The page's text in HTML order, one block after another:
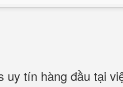
uy tín hàng đầu tại